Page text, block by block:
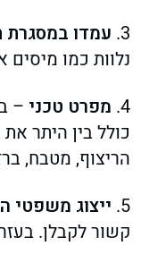
3. עמדו במסגרת
נלוות כמו
4. מפרט טכני –
כולל בין היתר
הריצוף, מטבח,
5. ייצוג משפטי
קשור לקבלן.